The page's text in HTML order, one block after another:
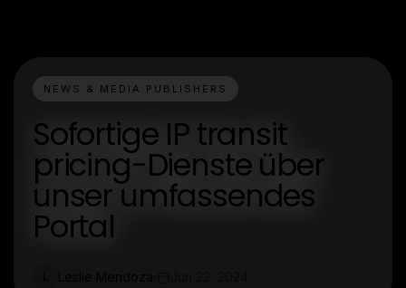
NEWS & MEDIA PUBLISHERS
Sofortige IP transit
pricing-Dienste über
unser umfassendes
Portal